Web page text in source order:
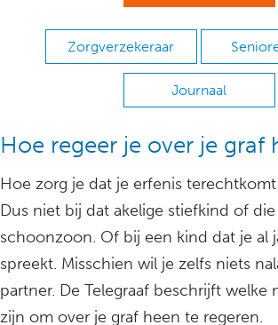
Zorgverzekeraar
Journaal
Hoe regeer je over je graf
Hoe zorg je dat je erfenis
Dus niet bij dat akelige stiefkind of
schoonzoon. Of bij een kind dat je al
spreekt. Misschien wil je zelfs niets
partner. De Telegraaf beschrijft welke
zijn om over je graf heen te regeren.